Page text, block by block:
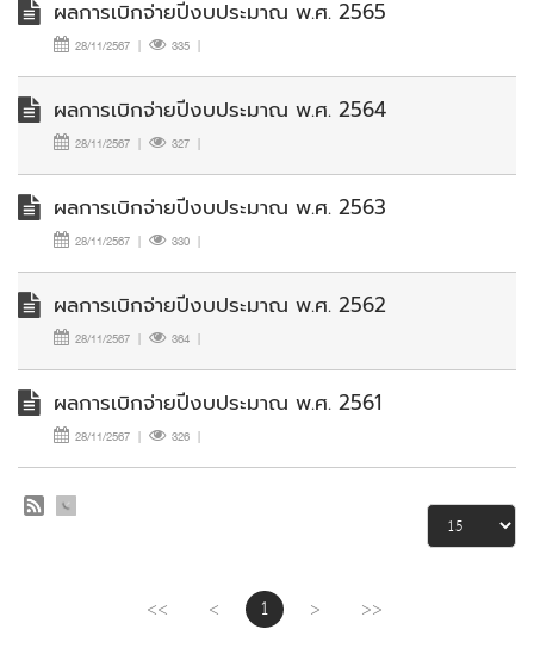
ผลการเบิกจ่ายปีงบประมาณ พ.ศ. 2565
28/11/2567 | 335 |
ผลการเบิกจ่ายปีงบประมาณ พ.ศ. 2564
28/11/2567 | 327 |
ผลการเบิกจ่ายปีงบประมาณ พ.ศ. 2563
28/11/2567 | 330 |
ผลการเบิกจ่ายปีงบประมาณ พ.ศ. 2562
28/11/2567 | 364 |
ผลการเบิกจ่ายปีงบประมาณ พ.ศ. 2561
28/11/2567 | 326 |
<< < 1 > >>